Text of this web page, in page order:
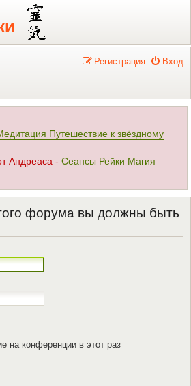
Вход
Регистрация
Путешествие к звёздному
Андреаса - Сеансы Рейки Магия
форума вы должны быть
на конференции в этот раз